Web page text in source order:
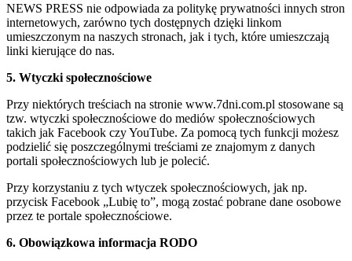
NEWS PRESS nie odpowiada za politykę prywatności innych stron
internetowych, zarówno tych dostępnych dzięki linkom
umieszczonym na naszych stronach, jak i tych, które umieszczają
linki kierujące do nas.
5. Wtyczki społecznościowe
Przy niektórych treściach na stronie www.7dni.com.pl stosowane są
tzw. wtyczki społecznościowe do mediów społecznościowych
takich jak Facebook czy YouTube. Za pomocą tych funkcji możesz
podzielić się poszczególnymi treściami ze znajomym z danych
portali społecznościowych lub je polecić.
Przy korzystaniu z tych wtyczek społecznościowych, jak np.
przycisk Facebook „Lubię to”, mogą zostać pobrane dane osobowe
przez te portale społecznościowe.
6. Obowiązkowa informacja RODO